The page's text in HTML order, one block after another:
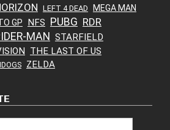
LEFT 4 DEAD MEGA MAN
GP NFS PUBG RDR
MAN STARFIELD
THE LAST OF US
ZELDA